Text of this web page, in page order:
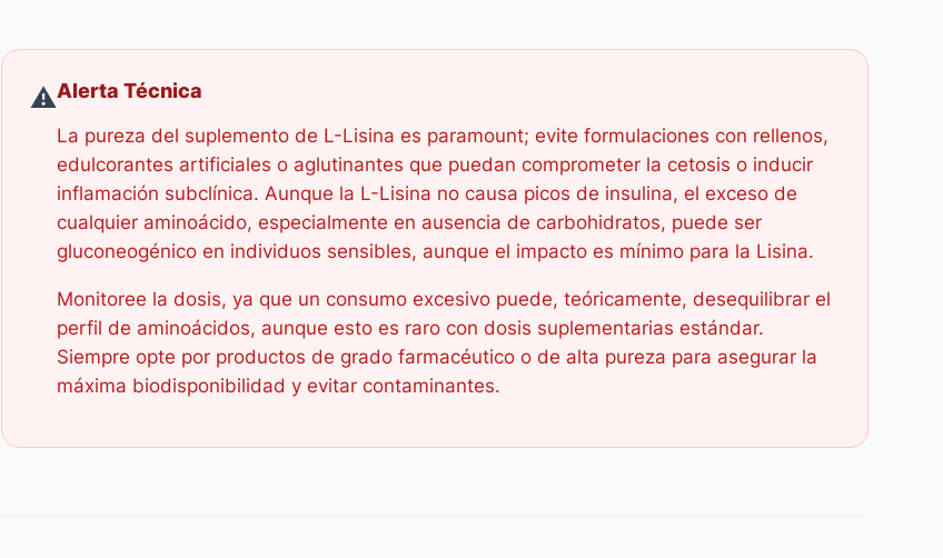
⚠️Alerta Técnica
La pureza del suplemento de L-Lisina es paramount; evite formulaciones con rellenos,
edulcorantes artificiales o aglutinantes que puedan comprometer la cetosis o inducir
inflamación subclínica. Aunque la L-Lisina no causa picos de insulina, el exceso de
cualquier aminoácido, especialmente en ausencia de carbohidratos, puede ser
gluconeogénico en individuos sensibles, aunque el impacto es mínimo para la Lisina.
Monitoree la dosis, ya que un consumo excesivo puede, teóricamente, desequilibrar el
perfil de aminoácidos, aunque esto es raro con dosis suplementarias estándar.
Siempre opte por productos de grado farmacéutico o de alta pureza para asegurar la
máxima biodisponibilidad y evitar contaminantes.